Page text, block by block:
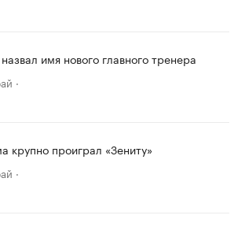
имя нового главного тренера
крупно проиграл «Зениту»